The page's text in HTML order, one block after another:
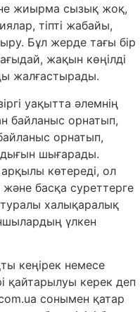
жиырма сызық жоқ,
тіпті жабайы,
Бұл жерде тағы бір
жақын көңілді
жалғастырады.
уақытта әлемнің
байланыс орнатып,
орнатып,
шығарады.
көтереді, ол
басқа суреттерге
туралы халықаралық
үлкен
кеңірек немесе
қайтарылуы керек деп
сонымен қатар